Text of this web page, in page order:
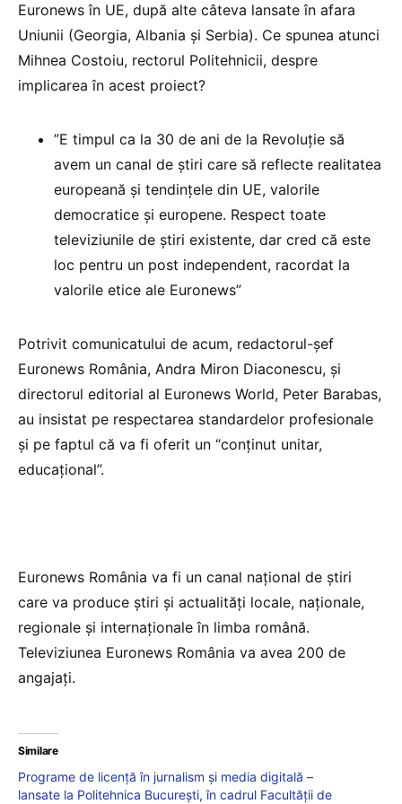
Euronews în UE, după alte câteva lansate în afara
Uniunii (Georgia, Albania și Serbia). Ce spunea atunci
Mihnea Costoiu, rectorul Politehnicii, despre
implicarea în acest proiect?
”E timpul ca la 30 de ani de la Revoluție să
avem un canal de știri care să reflecte realitatea
europeană și tendințele din UE, valorile
democratice și europene. Respect toate
televiziunile de știri existente, dar cred că este
loc pentru un post independent, racordat la
valorile etice ale Euronews”
Potrivit comunicatului de acum, redactorul-șef
Euronews România, Andra Miron Diaconescu, și
directorul editorial al Euronews World, Peter Barabas,
au insistat pe respectarea standardelor profesionale
și pe faptul că va fi oferit un “conținut unitar,
educațional”.
Euronews România va fi un canal național de știri
care va produce știri și actualități locale, naționale,
regionale și internaționale în limba română.
Televiziunea Euronews România va avea 200 de
angajaţi.
Similare
Programe de licență în jurnalism și media digitală –
lansate la Politehnica București, în cadrul Facultății de